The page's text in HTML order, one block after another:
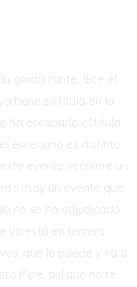
gorda cante, dice el
tiene su título en la
ha escapado el título
escenario es distinto.
evento, requiere un
si hay un evento que
no se ha adjudicado
ya está en tercera
que le puede y va a
Pipe, así que no te